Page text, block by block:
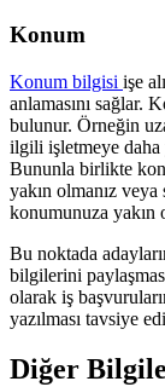
Konum
Konum bilgisi işe
anlamasını sağlar.
bulunur. Örneğin
ilgili işletmeye daha
Bununla birlikte
yakın olmanız
konumunuza yakın
Bu noktada
bilgilerini
olarak iş
yazılması tavsiye
Diğer